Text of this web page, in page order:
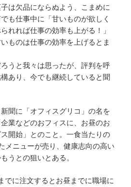
は欠品にならぬよう、こまめに
も仕事中に「甘いものが欲しく
れれば仕事の効率も上がる！」
ものは仕事の効率を上げるとま
うと我々は思ったが、評判を呼
あり、今でも継続していると聞
聞に「オフィスグリコ」の名を
業などのおフィスに、お昼のお
開始」とのこと。一食当たりの
メニューが売り、健康志向の高い
うとの狙いとある。
でに注文するとお昼までに職場に